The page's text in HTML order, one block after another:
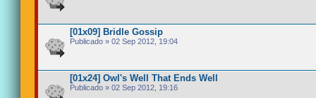
[01x09] Bridle Gossip
Publicado » 02 Sep 2012, 19:04
[01x24] Owl's Well That Ends Well
Publicado » 02 Sep 2012, 19:16